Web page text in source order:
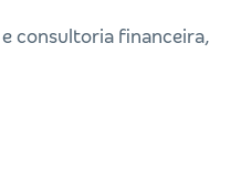
consultoria financeira,